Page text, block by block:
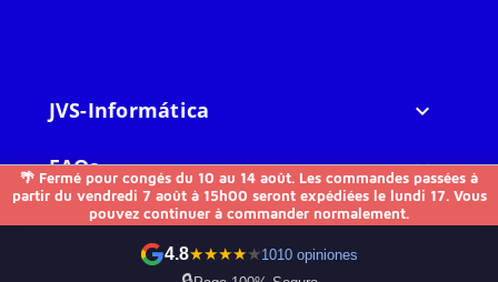
🌴 Fermé pour congés du 10 au 14 août. Les commandes passées à
partir du vendredi 7 août à 15h00 seront expédiées le lundi 17. Vous
pouvez continuer à commander normalement.
4.8★★★★★1010 opiniones
JVS-Informática 
FAQs 
Otros 